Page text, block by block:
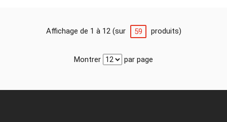
Affichage de 1 à 12 (sur 59 produits)
Montrer par page